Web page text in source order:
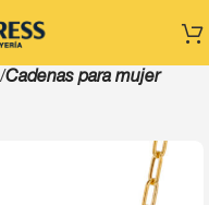
Cadenas para mujer